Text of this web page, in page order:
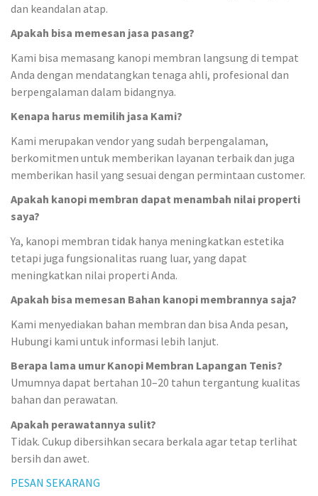
dan keandalan atap.
Apakah bisa memesan jasa pasang?
Kami bisa memasang kanopi membran langsung di tempat
Anda dengan mendatangkan tenaga ahli, profesional dan
berpengalaman dalam bidangnya.
Kenapa harus memilih jasa Kami?
Kami merupakan vendor yang sudah berpengalaman,
berkomitmen untuk memberikan layanan terbaik dan juga
memberikan hasil yang sesuai dengan permintaan customer.
Apakah kanopi membran dapat menambah nilai properti
saya?
Ya, kanopi membran tidak hanya meningkatkan estetika
tetapi juga fungsionalitas ruang luar, yang dapat
meningkatkan nilai properti Anda.
Apakah bisa memesan Bahan kanopi membrannya saja?
Kami menyediakan bahan membran dan bisa Anda pesan,
Hubungi kami untuk informasi lebih lanjut.
Berapa lama umur Kanopi Membran Lapangan Tenis?
Umumnya dapat bertahan 10–20 tahun tergantung kualitas
bahan dan perawatan.
Apakah perawatannya sulit?
Tidak. Cukup dibersihkan secara berkala agar tetap terlihat
bersih dan awet.
PESAN SEKARANG